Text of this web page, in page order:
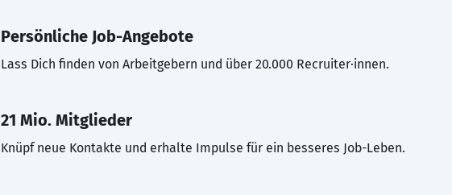
Persönliche Job-Angebote
Lass Dich finden von Arbeitgebern und über 20.000 Recruiter·innen.
21 Mio. Mitglieder
Knüpf neue Kontakte und erhalte Impulse für ein besseres Job-Leben.